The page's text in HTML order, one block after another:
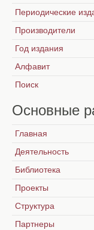
Периодические
Производители
Год издания
Алфавит
Поиск
Основные
Главная
Деятельность
Библиотека
Проекты
Структура
Партнеры